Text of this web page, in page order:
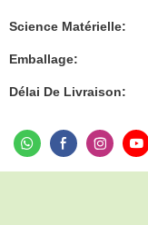
Science Matérielle:
Emballage:
Délai De Livraison: